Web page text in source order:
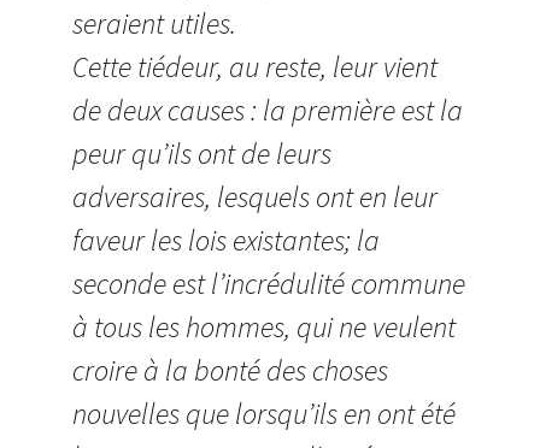
seraient utiles.
Cette tiédeur, au reste, leur vient
de deux causes : la première est la
peur qu’ils ont de leurs
adversaires, lesquels ont en leur
faveur les lois existantes; la
seconde est l’incrédulité commune
à tous les hommes, qui ne veulent
croire à la bonté des choses
nouvelles que lorsqu’ils en ont été